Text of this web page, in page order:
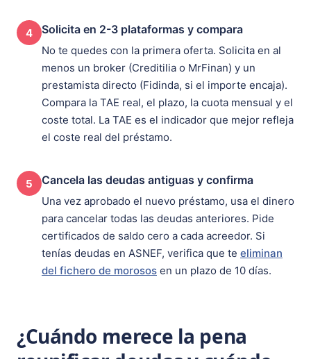
4 Solicita en 2-3 plataformas y compara
No te quedes con la primera oferta. Solicita en al
menos un broker (Creditilia o MrFinan) y un
prestamista directo (Fidinda, si el importe encaja).
Compara la TAE real, el plazo, la cuota mensual y el
coste total. La TAE es el indicador que mejor refleja
el coste real del préstamo.
5 Cancela las deudas antiguas y confirma
Una vez aprobado el nuevo préstamo, usa el dinero
para cancelar todas las deudas anteriores. Pide
certificados de saldo cero a cada acreedor. Si
tenías deudas en ASNEF, verifica que te eliminan
del fichero de morosos en un plazo de 10 días.
¿Cuándo merece la pena